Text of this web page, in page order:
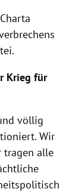
Krieg für
völlig
Wir
tragen alle